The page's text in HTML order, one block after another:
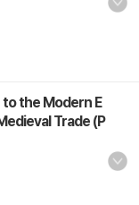
the Modern E
Trade (P